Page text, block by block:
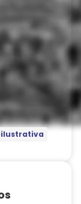
ilustrativa